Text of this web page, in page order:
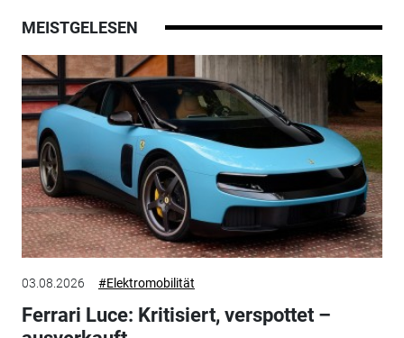
MEISTGELESEN
03.08.2026 #Elektromobilität
Ferrari Luce: Kritisiert, verspottet –